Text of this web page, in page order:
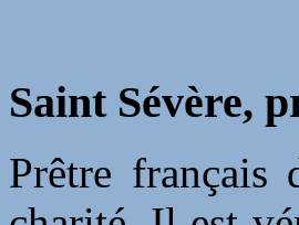
Saint Sévère,
Prêtre français